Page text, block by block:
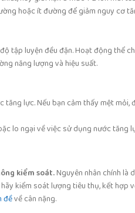
hoặc ít đường để giảm nguy cơ
tập luyện đều đặn. Hoạt động thể
năng lượng và hiệu suất.
lực. Nếu bạn cảm thấy mệt
lo ngại về việc sử dụng nước tăng
kiểm soát.Nguyên nhân chính
kiểm soát lượng tiêu thụ, kết hợp
đềvề cân nặng.